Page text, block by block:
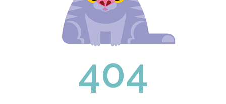
404